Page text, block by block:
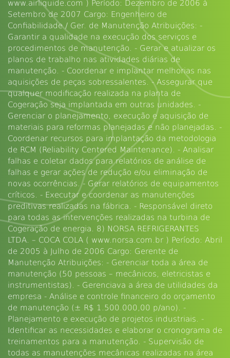
www.airliquide.com ) Período: Dezembro de 2006 à
Setembro de 2007 Cargo: Engenheiro de
Confiabilidade / Ger. de Manutenção Atribuições: -
Garantir a qualidade na execução dos serviços e
procedimentos de manutenção. - Gerar e atualizar os
planos de trabalho nas atividades diárias de
manutenção. - Coordenar e implantar melhorias nas
aquisições de peças sobressalentes. - Assegurar que
qualquer modificação realizada na planta de
Cogeração seja implantada em outras unidades. -
Gerenciar o planejamento, execução e aquisição de
materiais para reformas planejadas e não planejadas. -
Coordenar recursos para implantação da metodologia
de RCM (Reliability Centered Maintenance). - Analisar
falhas e coletar dados para relatórios de análise de
falhas e gerar ações de redução e/ou eliminação de
novas ocorrências. - Gerar relatórios de equipamentos
críticos. - Executar e coordenar as manutenções
preditivas realizadas na fábrica. - Responsável direto
para todas as intervenções realizadas na turbina de
Cogeração de energia. 8) NORSA REFRIGERANTES
LTDA. – COCA COLA ( www.norsa.com.br ) Período: Abril
de 2005 à Julho de 2006 Cargo: Gerente de
Manutenção Atribuições: - Gerenciar toda a área de
manutenção (50 pessoas – mecânicos, eletricistas e
instrumentistas). - Gerenciava a área de utilidades da
empresa - Análise e controle financeiro do orçamento
de manutenção (± R$ 1.500.000,00 p/ano). -
Planejamento e execução de projetos industriais. -
Identificar as necessidades e elaborar o cronograma de
treinamentos para a manutenção. - Supervisão de
todas as manutenções mecânicas realizadas na área